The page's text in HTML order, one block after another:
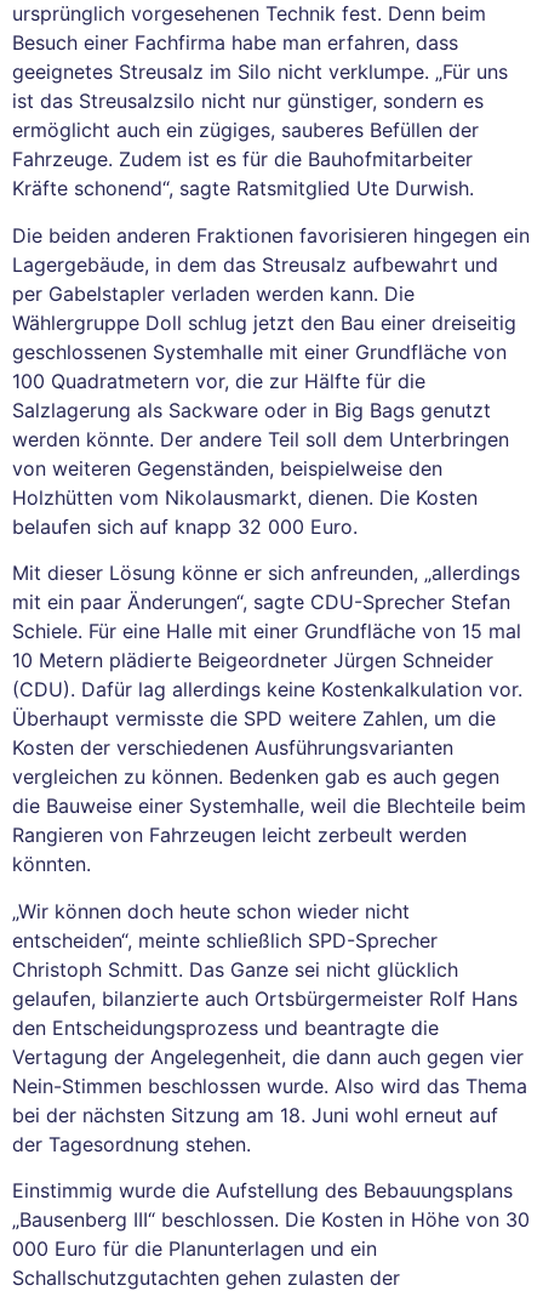
ursprünglich vorgesehenen Technik fest. Denn beim
Besuch einer Fachfirma habe man erfahren, dass
geeignetes Streusalz im Silo nicht verklumpe. „Für uns
ist das Streusalzsilo nicht nur günstiger, sondern es
ermöglicht auch ein zügiges, sauberes Befüllen der
Fahrzeuge. Zudem ist es für die Bauhofmitarbeiter
Kräfte schonend“, sagte Ratsmitglied Ute Durwish.
Die beiden anderen Fraktionen favorisieren hingegen ein
Lagergebäude, in dem das Streusalz aufbewahrt und
per Gabelstapler verladen werden kann. Die
Wählergruppe Doll schlug jetzt den Bau einer dreiseitig
geschlossenen Systemhalle mit einer Grundfläche von
100 Quadratmetern vor, die zur Hälfte für die
Salzlagerung als Sackware oder in Big Bags genutzt
werden könnte. Der andere Teil soll dem Unterbringen
von weiteren Gegenständen, beispielweise den
Holzhütten vom Nikolausmarkt, dienen. Die Kosten
belaufen sich auf knapp 32 000 Euro.
Mit dieser Lösung könne er sich anfreunden, „allerdings
mit ein paar Änderungen“, sagte CDU-Sprecher Stefan
Schiele. Für eine Halle mit einer Grundfläche von 15 mal
10 Metern plädierte Beigeordneter Jürgen Schneider
(CDU). Dafür lag allerdings keine Kostenkalkulation vor.
Überhaupt vermisste die SPD weitere Zahlen, um die
Kosten der verschiedenen Ausführungsvarianten
vergleichen zu können. Bedenken gab es auch gegen
die Bauweise einer Systemhalle, weil die Blechteile beim
Rangieren von Fahrzeugen leicht zerbeult werden
könnten.
„Wir können doch heute schon wieder nicht
entscheiden“, meinte schließlich SPD-Sprecher
Christoph Schmitt. Das Ganze sei nicht glücklich
gelaufen, bilanzierte auch Ortsbürgermeister Rolf Hans
den Entscheidungsprozess und beantragte die
Vertagung der Angelegenheit, die dann auch gegen vier
Nein-Stimmen beschlossen wurde. Also wird das Thema
bei der nächsten Sitzung am 18. Juni wohl erneut auf
der Tagesordnung stehen.
Einstimmig wurde die Aufstellung des Bebauungsplans
„Bausenberg III“ beschlossen. Die Kosten in Höhe von 30
000 Euro für die Planunterlagen und ein
Schallschutzgutachten gehen zulasten der